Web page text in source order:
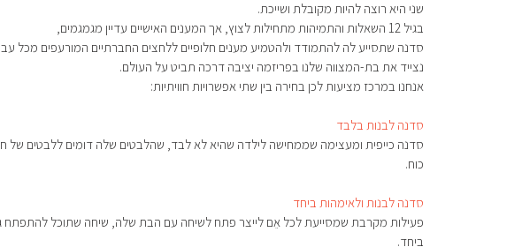
שני היא רוצה להיות מקובלת ושייכת.
בגיל 12 השאלות והתמיהות מתחילות לצוץ, אך המענים האישיים עדיין מגמגמים,
סדנה שתסייע לה להתמודד ולהטמיע מענים חלופיים ללחצים החברתיים המורעפים מכל
נצייד את בת-המצווה שלנו בפריזמה יציבה דרכה תביט על העולם.
אנחנו במרכז מציעות לכן בחירה בין שתי אפשרויות חוויתיות:
סדנה לבנות בלבד
סדנה כייפית ומעצימה שממחישה לילדה שהיא לא לבד, שהלבטים שלה דומים ללבטים של
כוח.
סדנה לבנות ולאימהות ביחד
פעילות מקרבת שמסייעת לכל אֵם לייצר פתח לשיחה עם הבת שלה, שיחה שתוכל להתפתח
ביחד.